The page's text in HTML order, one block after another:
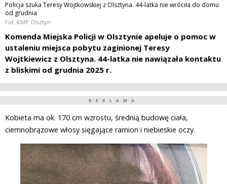
Policja szuka Teresy Wojtkowskiej z Olsztyna. 44-latka nie wróciła do domu
od grudnia
Fot. KMP Olsztyn
Komenda Miejska Policji w Olsztynie apeluje o pomoc w
ustaleniu miejsca pobytu zaginionej Teresy
Wojtkiewicz z Olsztyna. 44-latka nie nawiązała kontaktu
z bliskimi od grudnia 2025 r.
REKLAMA
Kobieta ma ok. 170 cm wzrostu, średnią budowę ciała,
ciemnobrązowe włosy sięgające ramion i niebieskie oczy.